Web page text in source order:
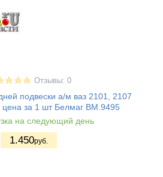
Отзывы: 0
подвески а/м ваз 2101, 2107
цена за 1 шт Белмаг BM.9495
на следующий день
1.450руб.